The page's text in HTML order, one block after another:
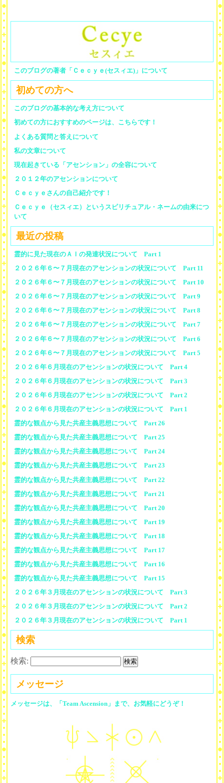
このブログの著者「Ｃｅｃｙｅ(セスィエ)」について
初めての方へ
このブログの基本的な考え方について
初めての方におすすめのページは、こちらです！
よくある質問と答えについて
私の文章について
現在起きている「アセンション」の全容について
２０１２年のアセンションについて
Ｃｅｃｙｅさんの自己紹介です！
Ｃｅｃｙｅ（セスィエ）というスピリチュアル・ネームの由来につ
いて
最近の投稿
霊的に見た現在のＡＩの発達状況について Part 1
２０２６年６〜７月現在のアセンションの状況について Part 11
２０２６年６〜７月現在のアセンションの状況について Part 10
２０２６年６〜７月現在のアセンションの状況について Part 9
２０２６年６〜７月現在のアセンションの状況について Part 8
２０２６年６〜７月現在のアセンションの状況について Part 7
２０２６年６〜７月現在のアセンションの状況について Part 6
２０２６年６〜７月現在のアセンションの状況について Part 5
２０２６年６月現在のアセンションの状況について Part 4
２０２６年６月現在のアセンションの状況について Part 3
２０２６年６月現在のアセンションの状況について Part 2
２０２６年６月現在のアセンションの状況について Part 1
霊的な観点から見た共産主義思想について Part 26
霊的な観点から見た共産主義思想について Part 25
霊的な観点から見た共産主義思想について Part 24
霊的な観点から見た共産主義思想について Part 23
霊的な観点から見た共産主義思想について Part 22
霊的な観点から見た共産主義思想について Part 21
霊的な観点から見た共産主義思想について Part 20
霊的な観点から見た共産主義思想について Part 19
霊的な観点から見た共産主義思想について Part 18
霊的な観点から見た共産主義思想について Part 17
霊的な観点から見た共産主義思想について Part 16
霊的な観点から見た共産主義思想について Part 15
２０２６年３月現在のアセンションの状況について Part 3
２０２６年３月現在のアセンションの状況について Part 2
２０２６年３月現在のアセンションの状況について Part 1
検索
検索:
メッセージ
メッセージは、「Team Ascension」まで、お気軽にどうぞ！